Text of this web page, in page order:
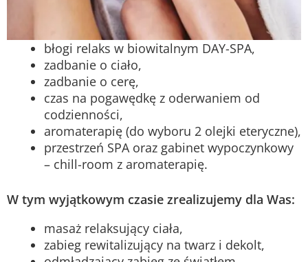
błogi relaks w biowitalnym DAY-SPA,
zadbanie o ciało,
zadbanie o cerę,
czas na pogawędkę z oderwaniem od
codzienności,
aromaterapię (do wyboru 2 olejki eteryczne),
przestrzeń SPA oraz gabinet wypoczynkowy
– chill-room z aromaterapię.
W tym wyjątkowym czasie zrealizujemy dla Was:
masaż relaksujący ciała,
zabieg rewitalizujący na twarz i dekolt,